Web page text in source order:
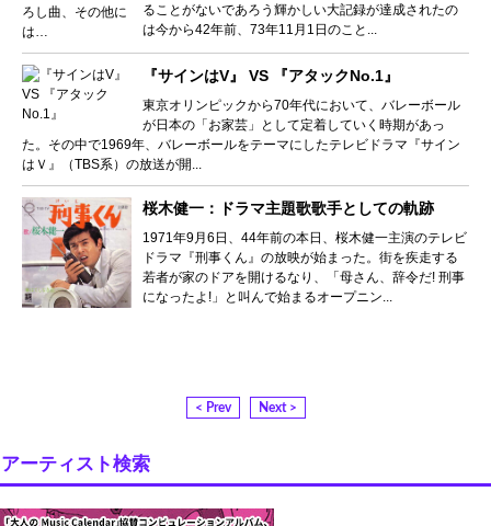
ることがないであろう輝かしい大記録が達成されたの
は今から42年前、73年11月1日のこと...
『サインはV』 VS 『アタックNo.1』
東京オリンピックから70年代において、バレーボール
が日本の「お家芸」として定着していく時期があっ
た。その中で1969年、バレーボールをテーマにしたテレビドラマ『サイン
はＶ』（TBS系）の放送が開...
桜木健一：ドラマ主題歌歌手としての軌跡
1971年9月6日、44年前の本日、桜木健一主演のテレビ
ドラマ『刑事くん』の放映が始まった。街を疾走する
若者が家のドアを開けるなり、「母さん、辞令だ! 刑事
になったよ!」と叫んで始まるオープニン...
< Prev Next >
アーティスト検索